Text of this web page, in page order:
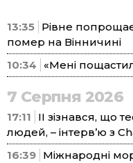
13:35 Рівне
помер на Вінничині
10:34
«Мені
7 Серпня 2026
17:11
ІІ зізнався, що
людей, – інтерв’ю з
16:39 Міжнародні